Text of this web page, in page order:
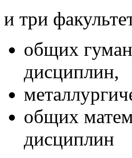
и три
общих
дисциплин,
общих
дисциплин